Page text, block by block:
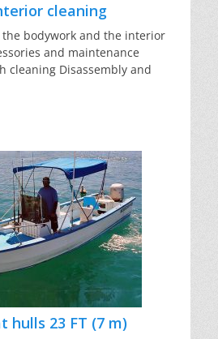
cleaning
the bodywork and the interior
and maintenance
cleaning Disassembly and
hulls 23 FT (7 m)